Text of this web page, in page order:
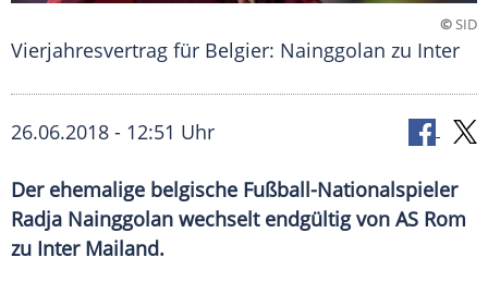
©SID
Vierjahresvertrag für Belgier: Nainggolan zu Inter
26.06.2018 - 12:51 Uhr
Der ehemalige belgische Fußball-Nationalspieler
Radja Nainggolan wechselt endgültig von AS Rom
zu Inter Mailand.